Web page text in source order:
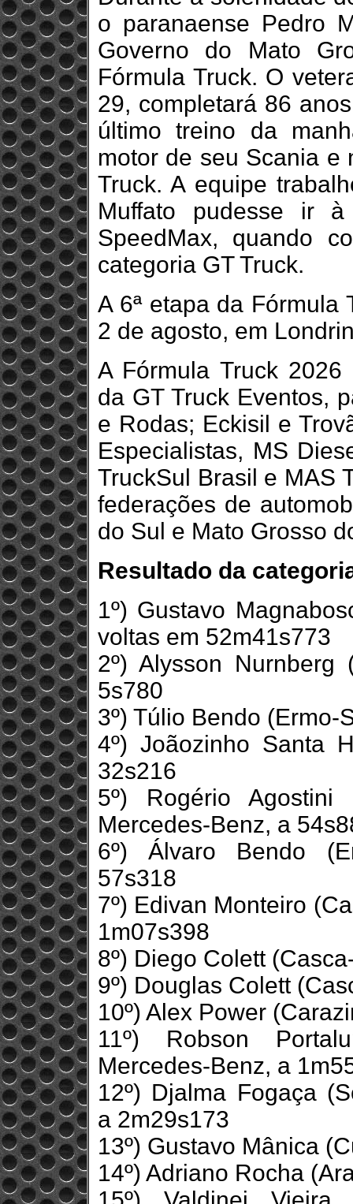
o paranaense Pedro
Governo do Mato
Fórmula Truck. O
29, completará 86
último treino da
motor de seu Scania e
Truck. A equipe
Muffato pudesse ir
SpeedMax, quando
categoria GT Truck.
A 6ª etapa da Fórmula
2 de agosto, em
A Fórmula Truck
da GT Truck Eventos,
e Rodas; Eckisil e
Especialistas, MS
TruckSul Brasil e MAS
federações de
do Sul e Mato Grosso
Resultado da
1º) Gustavo
voltas em 52m41s773
2º) Alysson
5s780
3º) Túlio Bendo
4º) Joãozinho Santa
32s216
5º) Rogério
Mercedes-Benz, a
6º) Álvaro Bendo
57s318
7º) Edivan Monteiro
1m07s398
8º) Diego Colett
9º) Douglas Colett
10º) Alex Power
11º) Robson
Mercedes-Benz, a
12º) Djalma Fogaça
a 2m29s173
13º) Gustavo Mânica
14º) Adriano Rocha